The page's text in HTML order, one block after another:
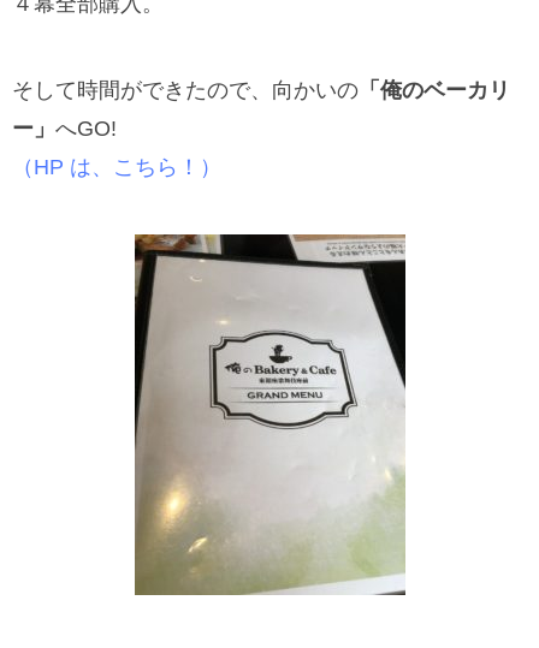
そして時間ができたので、向かいの 「俺のベーカリ
ー」 へGO!
（HP は、こちら！）